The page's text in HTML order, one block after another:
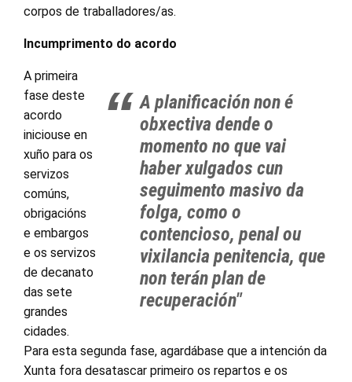
corpos de traballadores/as.
Incumprimento do acordo
A planificación non é
obxectiva dende o
momento no que vai
haber xulgados cun
seguimento masivo da
folga, como o
contencioso, penal ou
vixilancia penitencia, que
non terán plan de
recuperación"
A primeira
fase deste
acordo
iniciouse en
xuño para os
servizos
comúns,
obrigacións
e embargos
e os servizos
de decanato
das sete
grandes
cidades.
Para esta segunda fase, agardábase que a intención da
Xunta fora desatascar primeiro os repartos e os